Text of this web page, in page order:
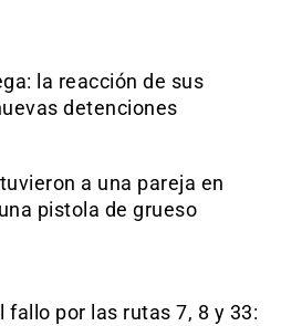
la reacción de sus
detenciones
a una pareja en
pistola de grueso
fallo por las rutas 7, 8 y 33: